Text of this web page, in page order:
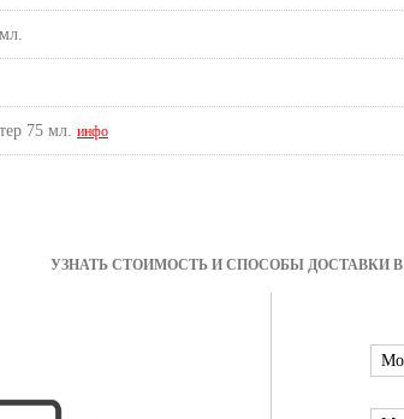
75 мл. инфо
УЗНАТЬ СТОИМОСТЬ И СПОСОБЫ ДОСТАВКИ